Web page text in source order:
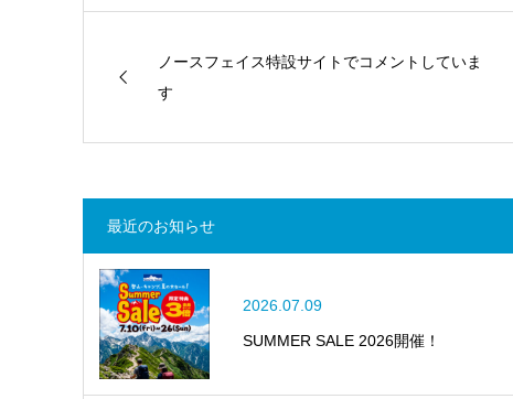
ノースフェイス特設サイトでコメントしていま
す
最近のお知らせ
2026.07.09
SUMMER SALE 2026開催！